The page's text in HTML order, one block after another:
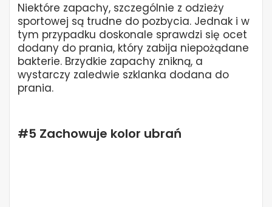
Niektóre zapachy, szczególnie z odzieży
sportowej są trudne do pozbycia. Jednak i w
tym przypadku doskonale sprawdzi się ocet
dodany do prania, który zabija niepożądane
bakterie. Brzydkie zapachy znikną, a
wystarczy zaledwie szklanka dodana do
prania.
#5 Zachowuje kolor ubrań